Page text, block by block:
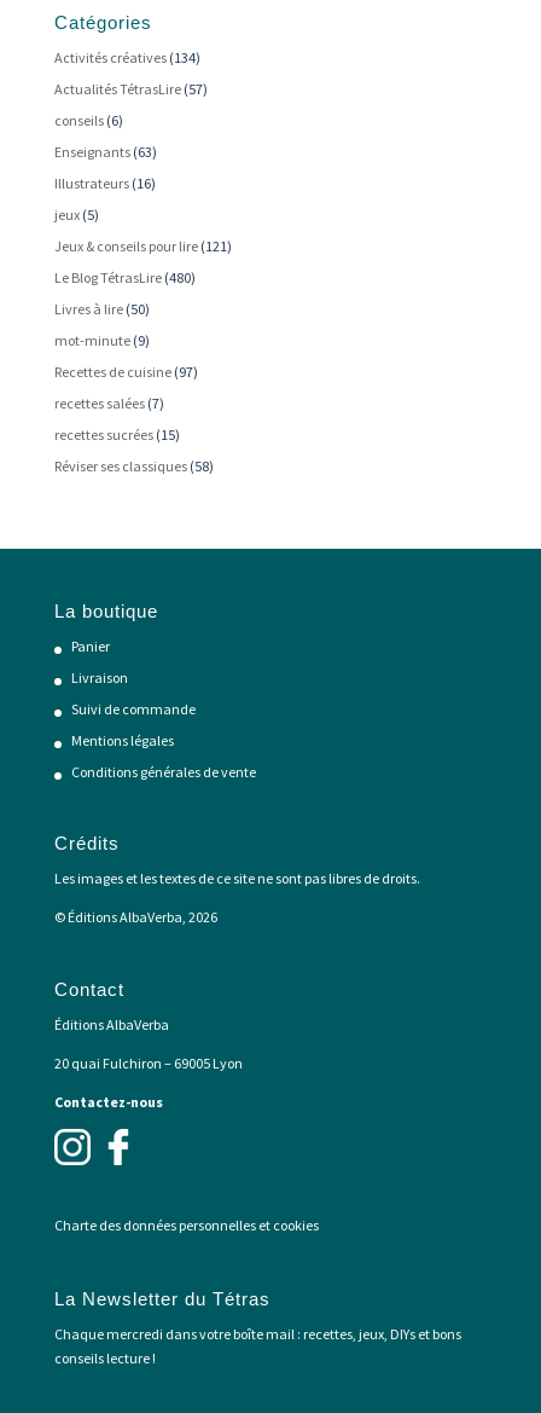
Catégories
Activités créatives(134)
Actualités TétrasLire(57)
conseils(6)
Enseignants(63)
Illustrateurs(16)
jeux(5)
Jeux & conseils pour lire(121)
Le Blog TétrasLire(480)
Livres à lire(50)
mot-minute(9)
Recettes de cuisine(97)
recettes salées(7)
recettes sucrées(15)
Réviser ses classiques(58)
La boutique
Panier
Livraison
Suivi de commande
Mentions légales
Conditions générales de vente
Crédits
Les images et les textes de ce site ne sont pas libres de droits.
© Éditions AlbaVerba, 2026
Contact
Éditions AlbaVerba
20 quai Fulchiron – 69005 Lyon
Contactez-nous
Charte des données personnelles et cookies
La Newsletter du Tétras
Chaque mercredi dans votre boîte mail : recettes, jeux, DIYs et bons
conseils lecture !